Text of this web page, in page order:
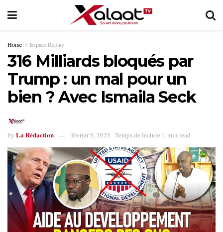
Home Espace Replay
316 Milliards bloqués par
Trump : un mal pour un
bien ? Avec Ismaila Seck
by La Rédaction février 5, 2025 Temps de lecture:1 min read